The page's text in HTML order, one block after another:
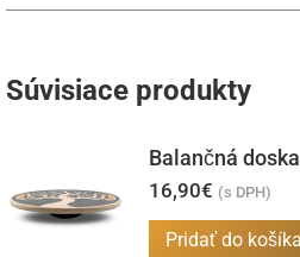
Súvisiace produkty
Balančná
16,90€ (s DPH)
Pridať do košíka